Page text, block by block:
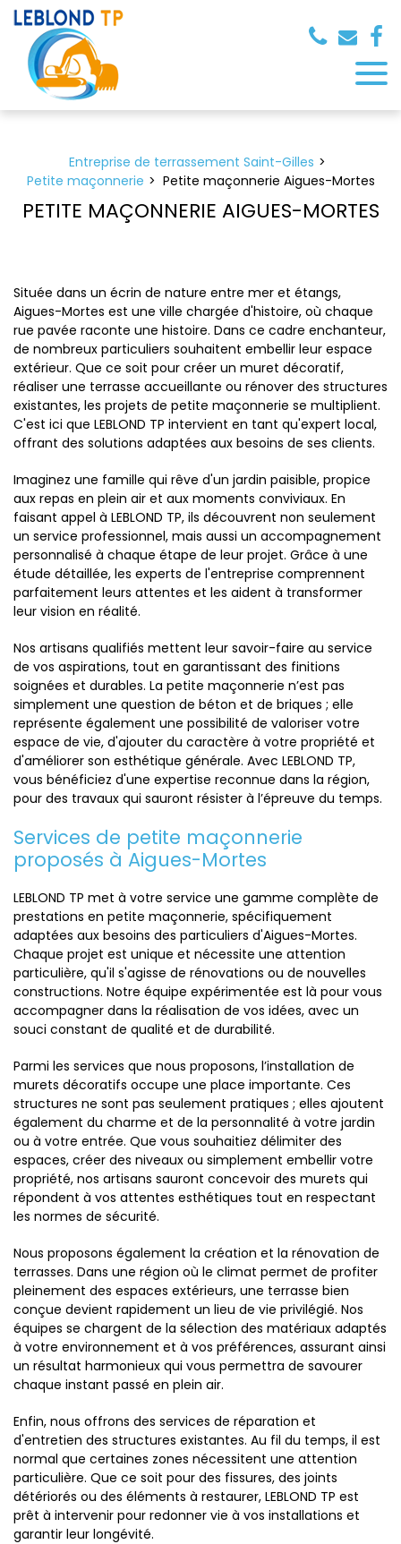
Entreprise de terrassement Saint-Gilles
Petite maçonnerie
Petite maçonnerie Aigues-Mortes
PETITE MAÇONNERIE AIGUES-MORTES
Située dans un écrin de nature entre mer et étangs,
Aigues-Mortes est une ville chargée d'histoire, où chaque
rue pavée raconte une histoire. Dans ce cadre enchanteur,
de nombreux particuliers souhaitent embellir leur espace
extérieur. Que ce soit pour créer un muret décoratif,
réaliser une terrasse accueillante ou rénover des structures
existantes, les projets de petite maçonnerie se multiplient.
C'est ici que LEBLOND TP intervient en tant qu'expert local,
offrant des solutions adaptées aux besoins de ses clients.
Imaginez une famille qui rêve d'un jardin paisible, propice
aux repas en plein air et aux moments conviviaux. En
faisant appel à LEBLOND TP, ils découvrent non seulement
un service professionnel, mais aussi un accompagnement
personnalisé à chaque étape de leur projet. Grâce à une
étude détaillée, les experts de l'entreprise comprennent
parfaitement leurs attentes et les aident à transformer
leur vision en réalité.
Nos artisans qualifiés mettent leur savoir-faire au service
de vos aspirations, tout en garantissant des finitions
soignées et durables. La petite maçonnerie n’est pas
simplement une question de béton et de briques ; elle
représente également une possibilité de valoriser votre
espace de vie, d'ajouter du caractère à votre propriété et
d'améliorer son esthétique générale. Avec LEBLOND TP,
vous bénéficiez d'une expertise reconnue dans la région,
pour des travaux qui sauront résister à l’épreuve du temps.
Services de petite maçonnerie
proposés à Aigues-Mortes
LEBLOND TP met à votre service une gamme complète de
prestations en petite maçonnerie, spécifiquement
adaptées aux besoins des particuliers d'Aigues-Mortes.
Chaque projet est unique et nécessite une attention
particulière, qu'il s'agisse de rénovations ou de nouvelles
constructions. Notre équipe expérimentée est là pour vous
accompagner dans la réalisation de vos idées, avec un
souci constant de qualité et de durabilité.
Parmi les services que nous proposons, l’installation de
murets décoratifs occupe une place importante. Ces
structures ne sont pas seulement pratiques ; elles ajoutent
également du charme et de la personnalité à votre jardin
ou à votre entrée. Que vous souhaitiez délimiter des
espaces, créer des niveaux ou simplement embellir votre
propriété, nos artisans sauront concevoir des murets qui
répondent à vos attentes esthétiques tout en respectant
les normes de sécurité.
Nous proposons également la création et la rénovation de
terrasses. Dans une région où le climat permet de profiter
pleinement des espaces extérieurs, une terrasse bien
conçue devient rapidement un lieu de vie privilégié. Nos
équipes se chargent de la sélection des matériaux adaptés
à votre environnement et à vos préférences, assurant ainsi
un résultat harmonieux qui vous permettra de savourer
chaque instant passé en plein air.
Enfin, nous offrons des services de réparation et
d'entretien des structures existantes. Au fil du temps, il est
normal que certaines zones nécessitent une attention
particulière. Que ce soit pour des fissures, des joints
détériorés ou des éléments à restaurer, LEBLOND TP est
prêt à intervenir pour redonner vie à vos installations et
garantir leur longévité.
Panneau de gestion des cookies